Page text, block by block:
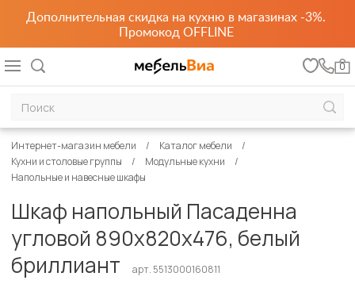
Дополнительная скидка на кухню в магазинах -3%.
Промокод OFFLINE
0
Интернет-магазин мебели
Каталог мебели
Кухни и столовые группы
Модульные кухни
Напольные и навесные шкафы
Шкаф напольный Пасаденна
угловой 890х820х476, белый
бриллиант
арт. 5513000160811